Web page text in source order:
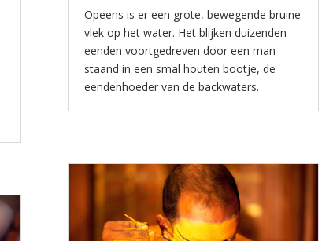
Opeens is er een grote, bewegende bruine
vlek op het water. Het blijken duizenden
eenden voortgedreven door een man
staand in een smal houten bootje, de
eendenhoeder van de backwaters.